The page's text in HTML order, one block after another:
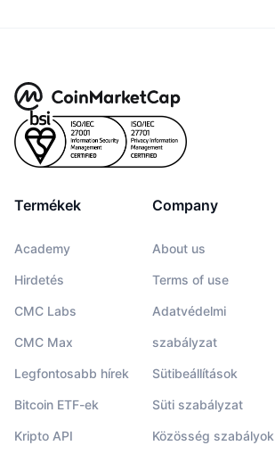
Termékek
Academy
Hirdetés
CMC Labs
CMC Max
Legfontosabb hírek
Bitcoin ETF-ek
Kripto API
Company
About us
Terms of use
Adatvédelmi
szabályzat
Sütibeállítások
Süti szabályzat
Közösség szabályok